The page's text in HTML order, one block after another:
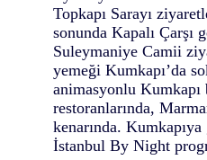
Topkapı Sarayı
sonunda Kapalı Çarşı
Suleymaniye Camii
yemeği Kumkapı’da
animasyonlu Kumkapı
restoranlarında,
kenarında.
İstanbul By Night